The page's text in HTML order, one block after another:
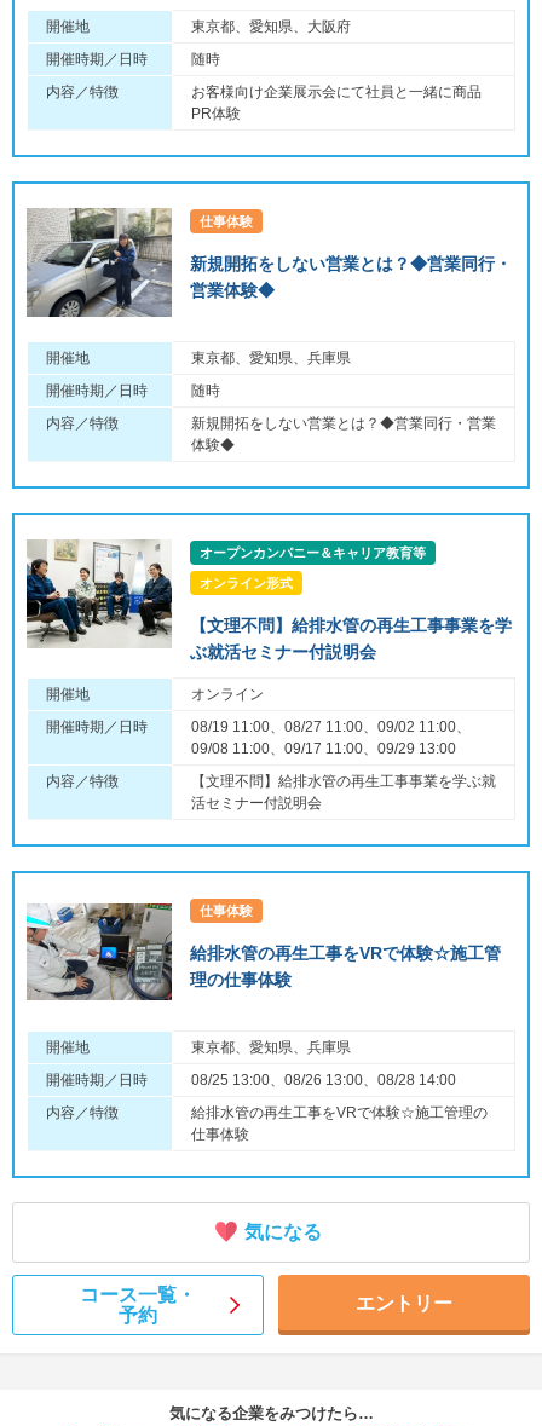
開催地
東京都、愛知県、大阪府
開催時期／日時
随時
内容／特徴
お客様向け企業展示会にて社員と一緒に商品
PR体験
仕事体験
新規開拓をしない営業とは？◆営業同行・
営業体験◆
開催地
東京都、愛知県、兵庫県
開催時期／日時
随時
内容／特徴
新規開拓をしない営業とは？◆営業同行・営業
体験◆
オープンカンパニー＆キャリア教育等
オンライン形式
【文理不問】給排水管の再生工事事業を学
ぶ就活セミナー付説明会
開催地
オンライン
開催時期／日時
08/19 11:00、08/27 11:00、09/02 11:00、
09/08 11:00、09/17 11:00、09/29 13:00
内容／特徴
【文理不問】給排水管の再生工事事業を学ぶ就
活セミナー付説明会
仕事体験
給排水管の再生工事をVRで体験☆施工管
理の仕事体験
開催地
東京都、愛知県、兵庫県
開催時期／日時
08/25 13:00、08/26 13:00、08/28 14:00
内容／特徴
給排水管の再生工事をVRで体験☆施工管理の
仕事体験
気になる
コース一覧・
予約
エントリー
気になる企業をみつけたら…